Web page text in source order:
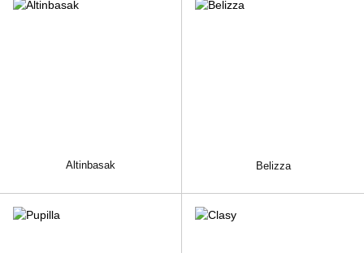
Altinbasak Belizza